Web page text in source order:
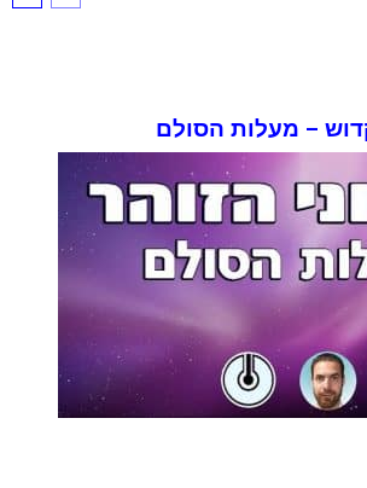
– מעלות הסולם